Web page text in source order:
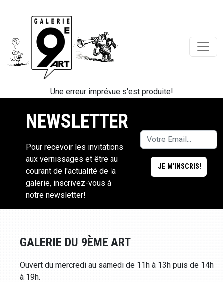
Une erreur imprévue s'est produite!
NEWSLETTER
Pour recevoir les invitations
aux vernissages et être au
courant de l'actualité de la
galerie, inscrivez-vous à
notre newsletter!
GALERIE DU 9ÈME ART
Ouvert du mercredi au samedi de 11h à 13h puis de 14h
à 19h.